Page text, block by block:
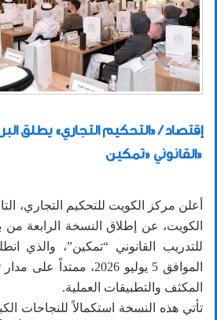
إقتصاد / «التحكيم التجاري» يطلق
القانوني «تمكين»
أعلن مركز الكويت للتحكيم التجاري،
الكويت، عن إطلاق النسخة الرابعة من
للتدريب القانوني “تمكين”، والذي
الموافق 5 يوليو 2026،
المكثف والتطبيقات العملية.
تأتي هذه النسخة استكمالاً للنجاحات